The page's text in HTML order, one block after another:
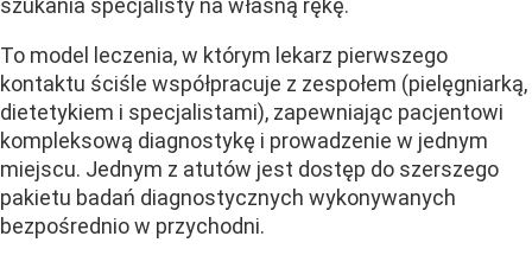
szukania specjalisty na własną rękę.
To model leczenia, w którym lekarz pierwszego
kontaktu ściśle współpracuje z zespołem (pielęgniarką,
dietetykiem i specjalistami), zapewniając pacjentowi
kompleksową diagnostykę i prowadzenie w jednym
miejscu. Jednym z atutów jest dostęp do szerszego
pakietu badań diagnostycznych wykonywanych
bezpośrednio w przychodni.